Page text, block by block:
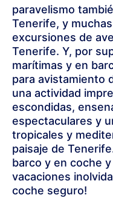
paravelismo
Tenerife, y
excursiones de
Tenerife. Y, por
marítimas y en
para avistamiento
una actividad
escondidas,
espectaculares y
tropicales y
paisaje de
barco y en coche
vacaciones
coche seguro!